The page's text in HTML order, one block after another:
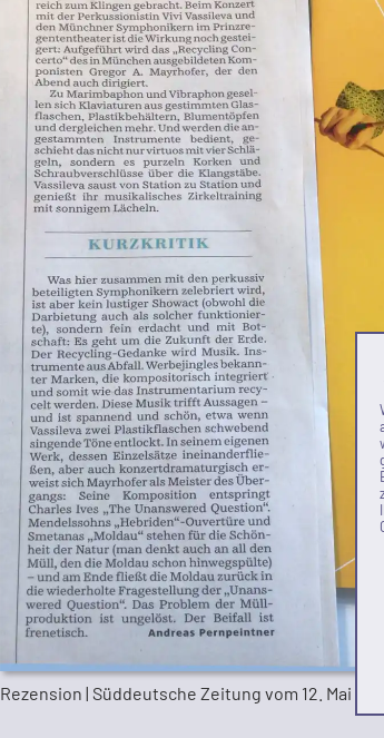
Rezension | Süddeutsche Zeitung vom 12. Mai 2023